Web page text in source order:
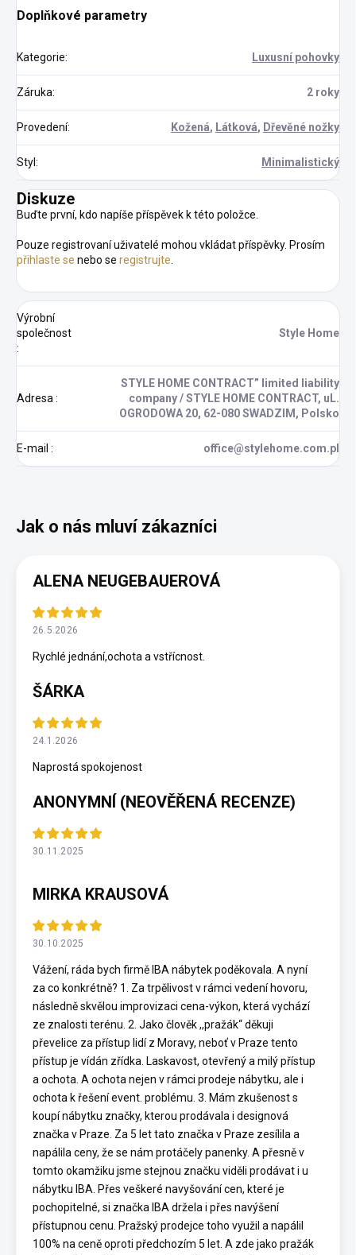
Doplňkové parametry
Kategorie: Luxusní pohovky
Záruka: 2 roky
Provedení: Kožená, Látková, Dřevěné nožky
Styl: Minimalistický
Diskuze
Buďte první, kdo napíše příspěvek k této položce.
Pouze registrovaní uživatelé mohou vkládat příspěvky. Prosím
přihlaste se nebo se registrujte
Výrobní
společnost
:
Style Home
Adresa :
STYLE HOME CONTRACT” limited liability
company / STYLE HOME CONTRACT, uL.
OGRODOWA 20, 62-080 SWADZIM, Polsko
E-mail : office@stylehome.com.pl
ALENA NEUGEBAUEROVÁ
26.5.2026
Rychlé jednání,ochota a vstřícnost.
ŠÁRKA
24.1.2026
Naprostá spokojenost
ANONYMNÍ (NEOVĚŘENÁ RECENZE)
30.11.2025
MIRKA KRAUSOVÁ
30.10.2025
Vážení, ráda bych firmě IBA nábytek poděkovala. A nyní
za co konkrétně? 1. Za trpělivost v rámci vedení hovoru,
následně skvělou improvizaci cena-výkon, která vychází
ze znalosti terénu. 2. Jako člověk ,,pražák“ děkuji
převelice za přístup lidí z Moravy, neboť v Praze tento
přístup je vídán zřídka. Laskavost, otevřený a milý přístup
a ochota. A ochota nejen v rámci prodeje nábytku, ale i
ochota k řešení event. problému. 3. Mám zkušenost s
koupí nábytku značky, kterou prodávala i designová
značka v Praze. Za 5 let tato značka v Praze zesílila a
napálila ceny, že se nám protáčely panenky. A přesně v
tomto okamžiku jsme stejnou značku viděli prodávat i u
nábytku IBA. Přes veškeré navyšování cen, které je
pochopitelné, si značka IBA držela i přes navýšení
přístupnou cenu. Pražský prodejce toho využil a napálil
100% na ceně oproti předchozím 5 let. A zde jako pražák